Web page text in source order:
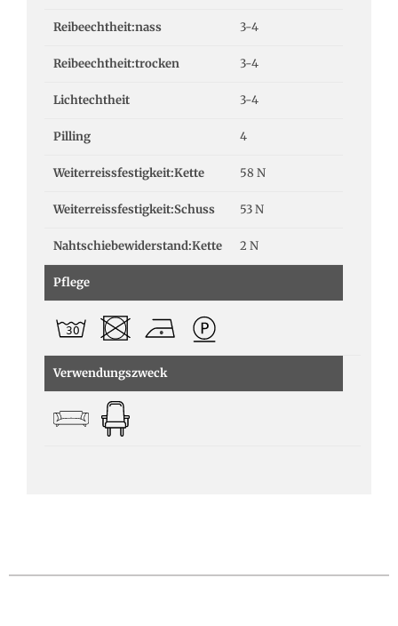
Reibeechtheit:nass 3-4
Reibeechtheit:trocken 3-4
Lichtechtheit 3-4
Pilling 4
Weiterreissfestigkeit:Kette 58 N
Weiterreissfestigkeit:Schuss 53 N
Nahtschiebewiderstand:Kette 2 N
Pflege
Verwendungszweck